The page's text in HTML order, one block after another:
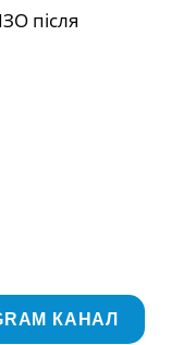
після
КАНАЛ